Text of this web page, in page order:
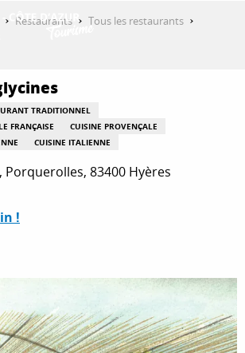
?
Restaurants
Tous les restaurants
TRADITIONNEL
FRANÇAISE
CUISINE PROVENÇALE
CUISINE ITALIENNE
Porquerolles, 83400 Hyères
!
aux favoris